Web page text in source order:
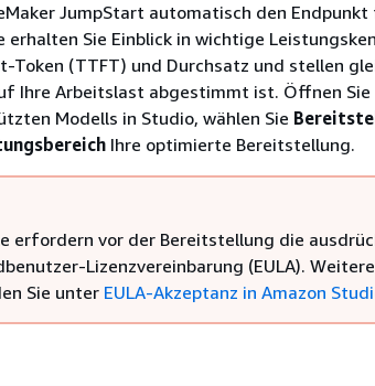
JumpStart automatisch den Endpunkt
erhalten Sie Einblick in wichtige
Token (TTFT) und Durchsatz und stellen
Ihre Arbeitslast abgestimmt ist. Öffnen Sie
Modells in Studio, wählen Sie
Ihre optimierte Bereitstellung.
erfordern vor der Bereitstellung die
Lizenzvereinbarung (EULA). Weitere
Sie unter EULA-Akzeptanz in Amazon